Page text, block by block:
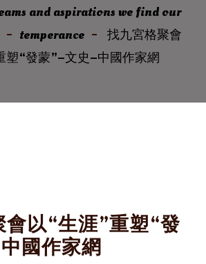
and aspirations we find our
temperance
找九宮格聚會
塑“發蒙”–文史–中國作家網
以“生涯”重塑“發
國作家網